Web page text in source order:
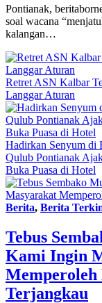
Pontianak,
soal wacana
kalangan…
Retret ASN Kalbar
Langgar Aturan
Hadirkan Senyum di
Qulub Pontianak
Buka Puasa di Hotel
Berita, Berita
Tebus
Kami Ingin
Memperoleh
Terjangkau